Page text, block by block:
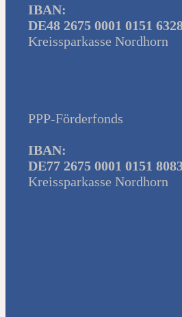
IBAN:
DE48 2675 0001 0151
Kreissparkasse Nordhorn
PPP-Förderfonds
IBAN:
DE77 2675 0001 0151
Kreissparkasse Nordhorn